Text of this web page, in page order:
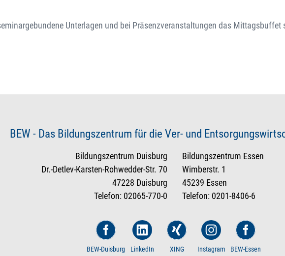
Unterlagen und bei Präsenzveranstaltungen das Mittagsbuffet
BEW - Das Bildungszentrum für die Ver- und
Bildungszentrum Duisburg
Dr.-Detlev-Karsten-Rohwedder-Str. 70
47228 Duisburg
Telefon: 02065-770-0
Bildungszentrum Essen
Wimberstr. 1
45239 Essen
Telefon: 0201-8406-6
BEW-Duisburg LinkedIn XING Instagram BEW-Essen